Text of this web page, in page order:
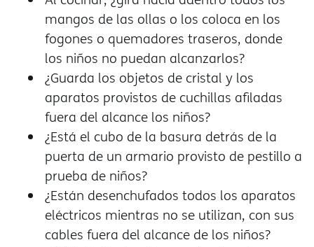
mangos de las ollas o los coloca en los
fogones o quemadores traseros, donde
los niños no puedan alcanzarlos?
¿Guarda los objetos de cristal y los
aparatos provistos de cuchillas afiladas
fuera del alcance los niños?
¿Está el cubo de la basura detrás de la
puerta de un armario provisto de pestillo a
prueba de niños?
¿Están desenchufados todos los aparatos
eléctricos mientras no se utilizan, con sus
cables fuera del alcance de los niños?